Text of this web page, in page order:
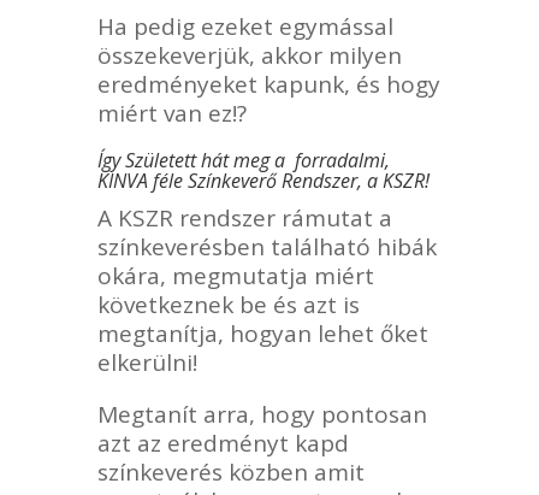
Ha pedig ezeket egymással
összekeverjük, akkor milyen
eredményeket kapunk, és hogy
miért van ez!?
Így Született hát meg a forradalmi,
KINVA féle Színkeverő Rendszer, a KSZR!
A KSZR rendszer rámutat a
színkeverésben található hibák
okára, megmutatja miért
következnek be és azt is
megtanítja, hogyan lehet őket
elkerülni!
Megtanít arra, hogy pontosan
azt az eredményt kapd
színkeverés közben amit